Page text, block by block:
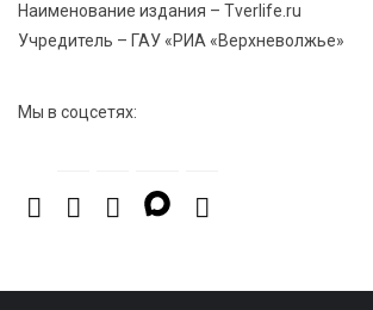
Наименование издания – Tverlife.ru
Учредитель – ГАУ «РИА «Верхневолжье»
Мы в соцсетях: